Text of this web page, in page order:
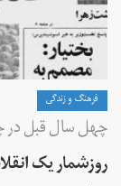
فرهنگ و زندگی
چهل سال قبل در
روزشمار یک